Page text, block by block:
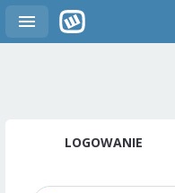
LOGOWANIE